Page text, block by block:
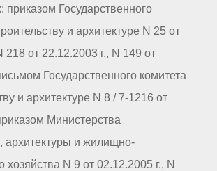
приказом Государственного
и архитектуре N 25 от
218 от 22.12.2003 г., N 149 от
Государственного комитета
и архитектуре N 8 / 7-1216 от
Министерства
архитектуры и жилищно-
хозяйства N 9 от 02.12.2005 г., N